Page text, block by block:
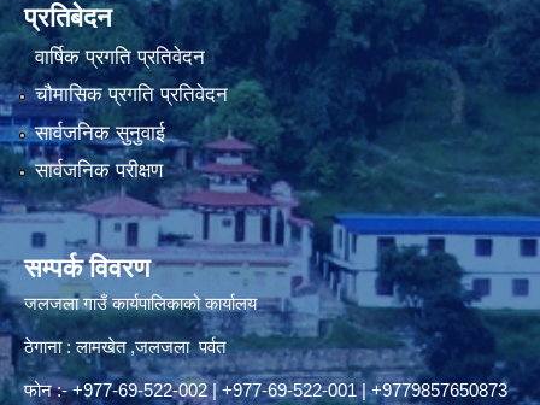
प्रतिबेदन
वार्षिक प्रगति प्रतिवेदन
चौमासिक प्रगति प्रतिवेदन
सार्वजनिक सुनुवाई
सार्वजनिक परीक्षण
सम्पर्क विवरण
जलजला गाउँ कार्यपालिकाको कार्यालय
ठेगाना : लामखेत ,जलजला पर्वत
फोन :- +977-69-522-002 | +977-69-522-001 | +9779857650873